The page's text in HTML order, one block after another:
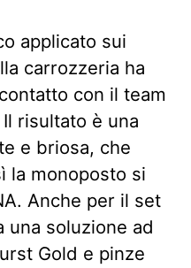
applicato sui
carrozzeria ha
con il team
risultato è una
e briosa, che
la monoposto si
Anche per il set
una soluzione ad
Gold e pinze